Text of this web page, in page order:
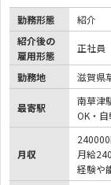
勤務形態
紹介
紹介後の
雇用形態
正社員
勤務地 滋賀県
最寄駅
南草津
OK・自
月収
月給
経験や